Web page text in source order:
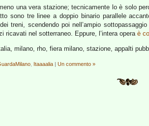
una vera stazione; tecnicamente lo è solo
sono tre linee a doppio binario parallele
treni, scendendo poi nell’ampio
ricavati nel sotterraneo. Eppure, l’intera opera è
milano, rho, fiera milano, stazione, appalti
Itaaaalia | Un commento »